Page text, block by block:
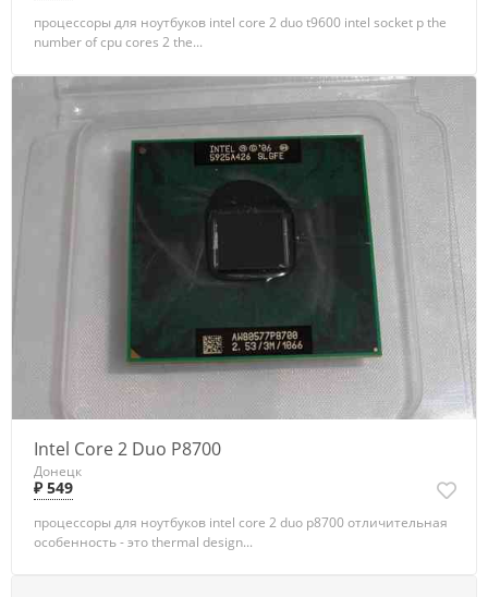
процессоры для ноутбуков intel core 2 duo t9600 intel socket p the
number of cpu cores 2 the...
Intel Core 2 Duo Р8700
Донецк
₽ 549
процессоры для ноутбуков intel core 2 duo р8700 отличительная
особенность - это thermal design...